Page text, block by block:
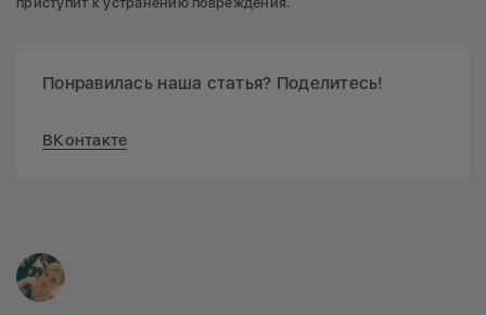
Понравилась наша статья? Поделитесь!
ВКонтакте